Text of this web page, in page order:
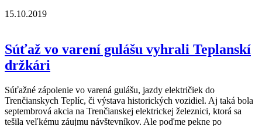
15.10.2019
Súťaž vo varení gulášu vyhrali Teplanskí
držkári
Súťažné zápolenie vo varená gulášu, jazdy električiek do
Trenčianskych Teplíc, či výstava historických vozidiel. Aj taká bola
septembrová akcia na Trenčianskej elektrickej železnici, ktorá sa
tešila veľkému záujmu návštevníkov. Ale poďme pekne po